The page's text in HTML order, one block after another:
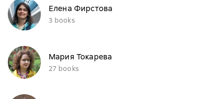
Елена Фирстова
3 books
Мария Токарева
27 books